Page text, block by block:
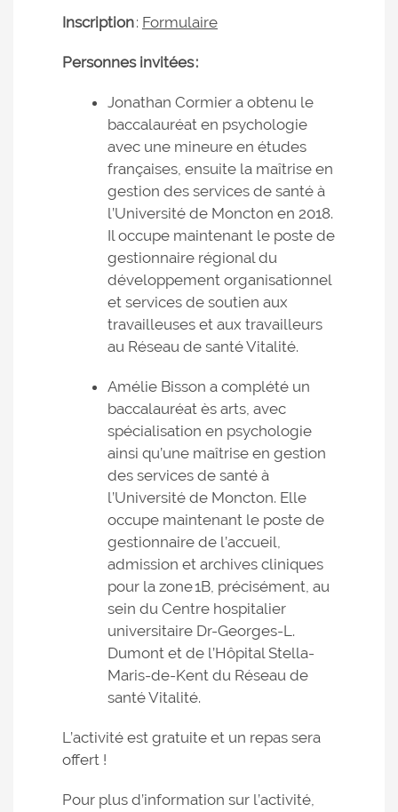
Inscription: Formulaire
Personnes invitées :
Jonathan Cormier a obtenu le
baccalauréat en psychologie
avec une mineure en études
françaises, ensuite la maîtrise en
gestion des services de santé à
l’Université de Moncton en 2018.
Il occupe maintenant le poste de
gestionnaire régional du
développement organisationnel
et services de soutien aux
travailleuses et aux travailleurs
au Réseau de santé Vitalité.
Amélie Bisson a complété un
baccalauréat ès arts, avec
spécialisation en psychologie
ainsi qu’une maîtrise en gestion
des services de santé à
l’Université de Moncton. Elle
occupe maintenant le poste de
gestionnaire de l’accueil,
admission et archives cliniques
pour la zone 1B, précisément, au
sein du Centre hospitalier
universitaire Dr-Georges-L.
Dumont et de l’Hôpital Stella-
Maris-de-Kent du Réseau de
santé Vitalité.
L’activité est gratuite et un repas sera
offert !
Pour plus d’information sur l’activité,